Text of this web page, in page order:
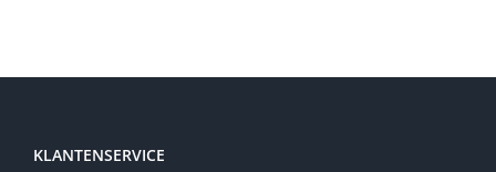
KLANTENSERVICE